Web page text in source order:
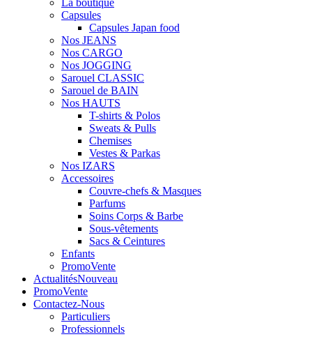
La boutique
Capsules
Capsules Japan food
Nos JEANS
Nos CARGO
Nos JOGGING
Sarouel CLASSIC
Sarouel de BAIN
Nos HAUTS
T-shirts & Polos
Sweats & Pulls
Chemises
Vestes & Parkas
Nos IZARS
Accessoires
Couvre-chefs & Masques
Parfums
Soins Corps & Barbe
Sous-vêtements
Sacs & Ceintures
Enfants
PromoVente
ActualitésNouveau
PromoVente
Contactez-Nous
Particuliers
Professionnels